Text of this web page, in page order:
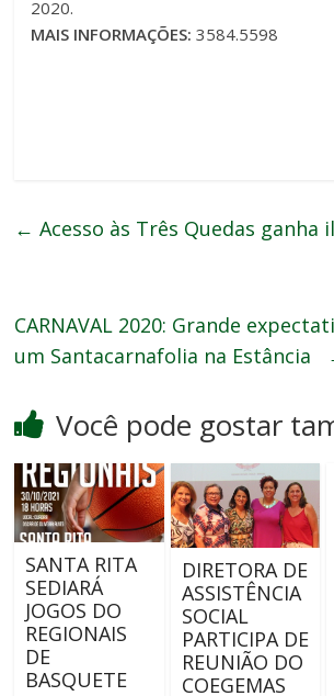
2020.
MAIS INFORMAÇÕES: 3584.5598
← Acesso às Três Quedas ganha
CARNAVAL 2020: Grande
um Santacarnafolia na Estância
Você pode gostar
SANTA RITA
SEDIARÁ
JOGOS DO
REGIONAIS
DE
BASQUETE
DIRETORA DE
ASSISTÊNCIA
SOCIAL
PARTICIPA DE
REUNIÃO DO
COEGEMAS